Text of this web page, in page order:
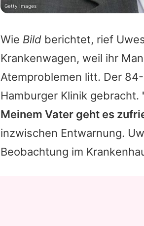
Wie Bild berichtet, rief
Krankenwagen, weil ihr
Atemproblemen litt. Der
Hamburger Klinik gebracht.
Meinem Vater geht es
inzwischen Entwarnung.
Beobachtung im
Getty Images